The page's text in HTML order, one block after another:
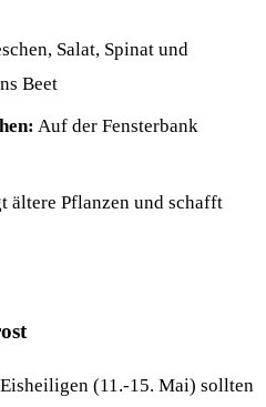
Salat, Spinat und
Beet
Auf der Fensterbank
ältere Pflanzen und schafft
(11.-15. Mai) sollten